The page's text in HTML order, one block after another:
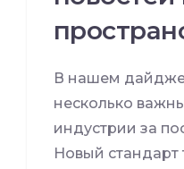
В нашем
несколько
индустрии за
Новый стандарт